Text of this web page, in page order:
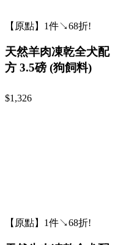
【原點】1件↘68折!
天然羊肉凍乾全犬配
方 3.5磅 (狗飼料)
$1,326
【原點】1件↘68折!